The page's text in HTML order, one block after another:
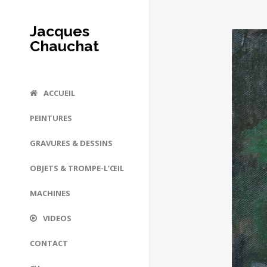
Jacques
Chauchat
ACCUEIL
PEINTURES
GRAVURES & DESSINS
OBJETS & TROMPE-L’ŒIL
MACHINES
VIDEOS
CONTACT